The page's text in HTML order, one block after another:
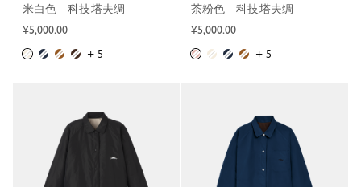
米白色 - 科技塔夫绸
¥5,000.00
+ 5
茶粉色 - 科技塔夫绸
¥5,000.00
+ 5